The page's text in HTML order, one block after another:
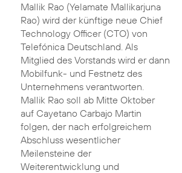
Mallik Rao (Yelamate Mallikarjuna
Rao) wird der künftige neue Chief
Technology Officer (CTO) von
Telefónica Deutschland. Als
Mitglied des Vorstands wird er dann
Mobilfunk- und Festnetz des
Unternehmens verantworten.
Mallik Rao soll ab Mitte Oktober
auf Cayetano Carbajo Martin
folgen, der nach erfolgreichem
Abschluss wesentlicher
Meilensteine der
Weiterentwicklung und